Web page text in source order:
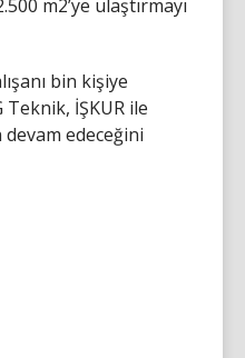
m2’ye ulaştırmayı
bin kişiye
Teknik, İŞKUR ile
devam edeceğini